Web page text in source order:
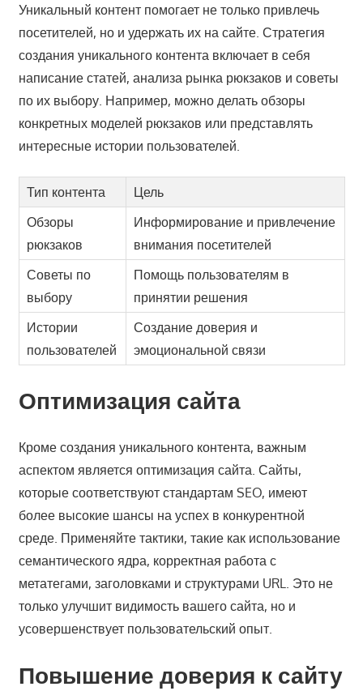
Уникальный контент помогает не только привлечь
посетителей, но и удержать их на сайте. Стратегия
создания уникального контента включает в себя
написание статей, анализа рынка рюкзаков и советы
по их выбору. Например, можно делать обзоры
конкретных моделей рюкзаков или представлять
интересные истории пользователей.
Тип контента
Цель
Обзоры
рюкзаков
Информирование и привлечение
внимания посетителей
Советы по
выбору
Помощь пользователям в
принятии решения
Истории
пользователей
Создание доверия и
эмоциональной связи
Оптимизация сайта
Кроме создания уникального контента, важным
аспектом является оптимизация сайта. Сайты,
которые соответствуют стандартам SEO, имеют
более высокие шансы на успех в конкурентной
среде. Применяйте тактики, такие как использование
семантического ядра, корректная работа с
метатегами, заголовками и структурами URL. Это не
только улучшит видимость вашего сайта, но и
усовершенствует пользовательский опыт.
Повышение доверия к сайту